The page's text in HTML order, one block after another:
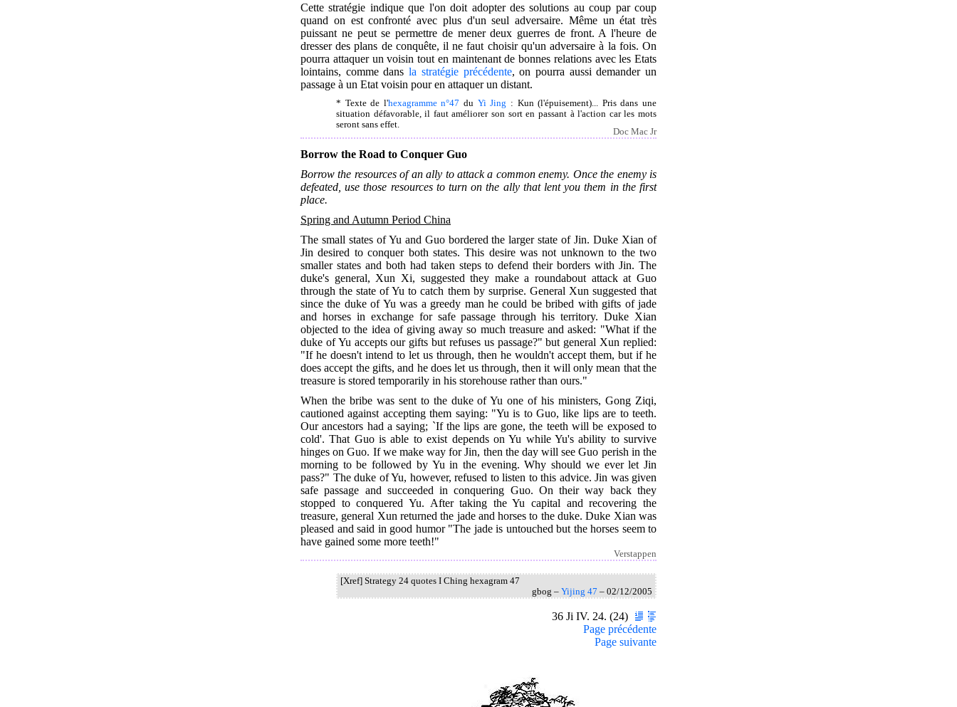
Cette stratégie indique que l'on doit adopter des solutions au coup par coup
quand on est confronté avec plus d'un seul adversaire. Même un état très
puissant ne peut se permettre de mener deux guerres de front. A l'heure de
dresser des plans de conquête, il ne faut choisir qu'un adversaire à la fois. On
pourra attaquer un voisin tout en maintenant de bonnes relations avec les Etats
lointains, comme dansla stratégie précédente, on pourra aussi demander un
passage à un Etat voisin pour en attaquer un distant.
* Texte de l'hexagramme n°47 du Yi Jing : Kun (l'épuisement)... Pris dans une
situation défavorable, il faut améliorer son sort en passant à l'action car les mots
seront sans effet.
Doc Mac Jr
Borrow the Road to Conquer Guo
Borrow the resources of an ally to attack a common enemy. Once the enemy is
defeated, use those resources to turn on the ally that lent you them in the first
place.
Spring and Autumn Period China
The small states of Yu and Guo bordered the larger state of Jin. Duke Xian of
Jin desired to conquer both states. This desire was not unknown to the two
smaller states and both had taken steps to defend their borders with Jin. The
duke's general, Xun Xi, suggested they make a roundabout attack at Guo
through the state of Yu to catch them by surprise. General Xun suggested that
since the duke of Yu was a greedy man he could be bribed with gifts of jade
and horses in exchange for safe passage through his territory. Duke Xian
objected to the idea of giving away so much treasure and asked: "What if the
duke of Yu accepts our gifts but refuses us passage?" but general Xun replied:
"If he doesn't intend to let us through, then he wouldn't accept them, but if he
does accept the gifts, and he does let us through, then it will only mean that the
treasure is stored temporarily in his storehouse rather than ours."
When the bribe was sent to the duke of Yu one of his ministers, Gong Ziqi,
cautioned against accepting them saying: "Yu is to Guo, like lips are to teeth.
Our ancestors had a saying; `If the lips are gone, the teeth will be exposed to
cold'. That Guo is able to exist depends on Yu while Yu's ability to survive
hinges on Guo. If we make way for Jin, then the day will see Guo perish in the
morning to be followed by Yu in the evening. Why should we ever let Jin
pass?" The duke of Yu, however, refused to listen to this advice. Jin was given
safe passage and succeeded in conquering Guo. On their way back they
stopped to conquered Yu. After taking the Yu capital and recovering the
treasure, general Xun returned the jade and horses to the duke. Duke Xian was
pleased and said in good humor "The jade is untouched but the horses seem to
have gained some more teeth!"
Verstappen
[Xref] Strategy 24 quotes I Ching hexagram 47
gbog – Yijing 47 – 02/12/2005
36 Ji IV. 24. (24)
Page précédente
Page suivante